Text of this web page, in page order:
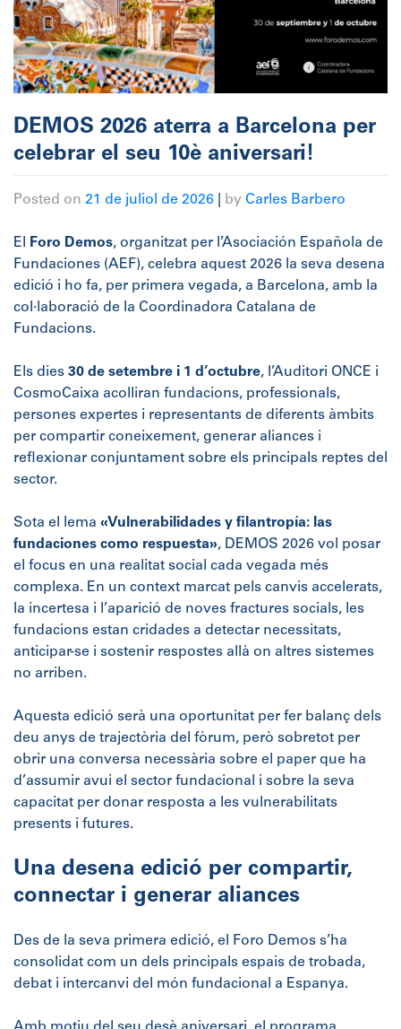
DEMOS 2026 aterra a Barcelona per
celebrar el seu 10è aniversari!
Posted on 21 de juliol de 2026 by Carles Barbero
El Foro Demos, organitzat per l’Asociación Española de
Fundaciones (AEF), celebra aquest 2026 la seva desena
edició i ho fa, per primera vegada, a Barcelona, amb la
col·laboració de la Coordinadora Catalana de
Fundacions.
Els dies 30 de setembre i 1 d’octubre, l’Auditori ONCE i
CosmoCaixa acolliran fundacions, professionals,
persones expertes i representants de diferents àmbits
per compartir coneixement, generar aliances i
reflexionar conjuntament sobre els principals reptes del
sector.
Sota el lema «Vulnerabilidades y filantropía: las
fundaciones como respuesta», DEMOS 2026 vol posar
el focus en una realitat social cada vegada més
complexa. En un context marcat pels canvis accelerats,
la incertesa i l’aparició de noves fractures socials, les
fundacions estan cridades a detectar necessitats,
anticipar-se i sostenir respostes allà on altres sistemes
no arriben.
Aquesta edició serà una oportunitat per fer balanç dels
deu anys de trajectòria del fòrum, però sobretot per
obrir una conversa necessària sobre el paper que ha
d’assumir avui el sector fundacional i sobre la seva
capacitat per donar resposta a les vulnerabilitats
presents i futures.
Una desena edició per compartir,
connectar i generar aliances
Des de la seva primera edició, el Foro Demos s’ha
consolidat com un dels principals espais de trobada,
debat i intercanvi del món fundacional a Espanya.